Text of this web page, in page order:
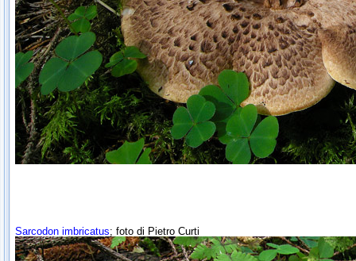
Sarcodon imbricatus; foto di Pietro Curti